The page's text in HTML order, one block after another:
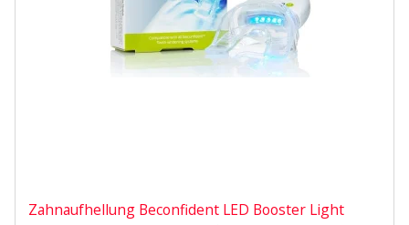
Zahnaufhellung Beconfident LED Booster Light